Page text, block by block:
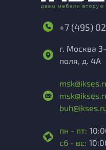
+7 (495)
г. Москва
поля, д. 4А
пн - пт:
сб - вс: